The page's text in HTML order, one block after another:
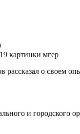
о своем
и городского